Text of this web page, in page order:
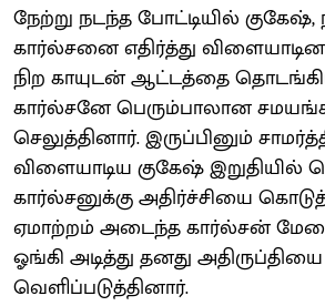
நேற்று நடந்த போட்டியில்
கார்ல்சனை எதிர்த்து
நிற காயுடன் ஆட்டத்தை
கார்ல்சனே பெரும்பாலான
செலுத்தினார். இருப்பினும்
விளையாடிய குகேஷ் இறுதியில்
கார்ல்சனுக்கு அதிர்ச்சியை
ஏமாற்றம் அடைந்த கார்ல்சன்
ஓங்கி அடித்து தனது அதிருப்தியை
வெளிப்படுத்தினார்.